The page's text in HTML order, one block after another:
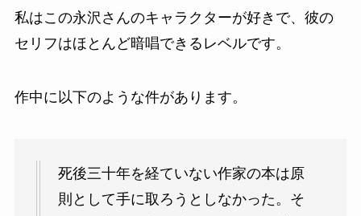
私はこの永沢さんのキャラクターが好きで、彼の
セリフはほとんど暗唱できるレベルです。
作中に以下のような件があります。
死後三十年を経ていない作家の本は原
則として手に取ろうとしなかった。そ